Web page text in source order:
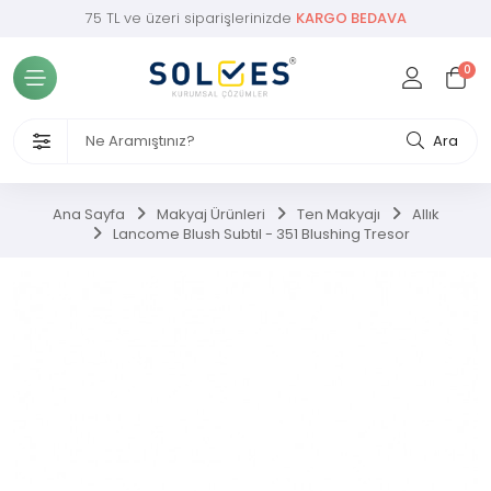
75 TL ve üzeri siparişlerinizde KARGO BEDAVA
0
Ara
Tüm Kategoriler
Bebek
Ana Sayfa Makyaj Ürünleri Ten Makyajı
Allık
Lancome Blush Subtıl - 351 Blushing Tresor